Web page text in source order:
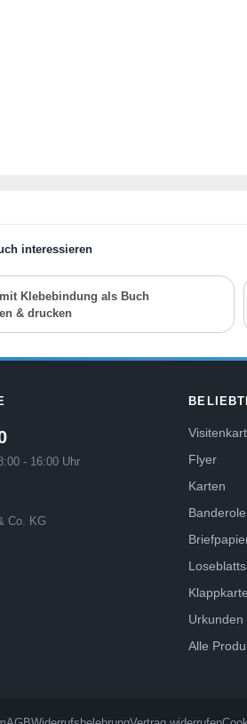
interessieren
Klebebindung als Buch
& drucken
- 16:00 Uhr
Co. KG
Flyer
Karten
Urkunden
Alle